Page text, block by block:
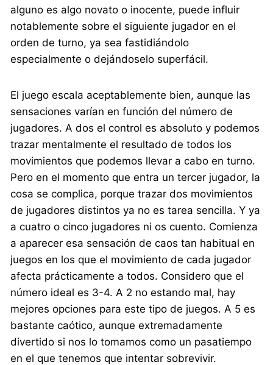
alguno es algo novato o inocente, puede influir
notablemente sobre el siguiente jugador en el
orden de turno, ya sea fastidiándolo
especialmente o dejándoselo superfácil.
El juego escala aceptablemente bien, aunque las
sensaciones varían en función del número de
jugadores. A dos el control es absoluto y podemos
trazar mentalmente el resultado de todos los
movimientos que podemos llevar a cabo en turno.
Pero en el momento que entra un tercer jugador, la
cosa se complica, porque trazar dos movimientos
de jugadores distintos ya no es tarea sencilla. Y ya
a cuatro o cinco jugadores ni os cuento. Comienza
a aparecer esa sensación de caos tan habitual en
juegos en los que el movimiento de cada jugador
afecta prácticamente a todos. Considero que el
número ideal es 3-4. A 2 no estando mal, hay
mejores opciones para este tipo de juegos. A 5 es
bastante caótico, aunque extremadamente
divertido si nos lo tomamos como un pasatiempo
en el que tenemos que intentar sobrevivir.